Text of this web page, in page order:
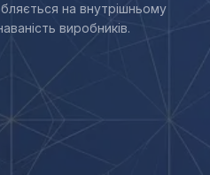
на внутрішньому
виробників.